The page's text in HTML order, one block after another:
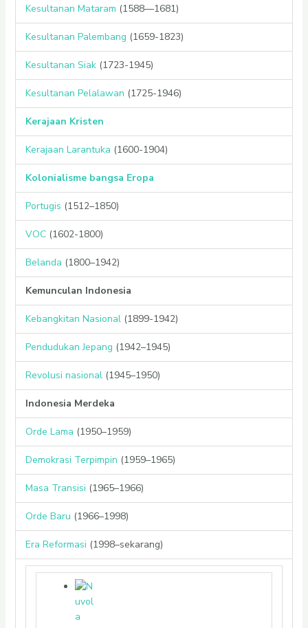
Kesultanan Mataram (1588—1681)
Kesultanan Palembang (1659-1823)
Kesultanan Siak(1723-1945)
Kesultanan Pelalawan (1725-1946)
Kerajaan Kristen
Kerajaan Larantuka (1600-1904)
Kolonialisme bangsa Eropa
Portugis (1512–1850)
VOC(1602-1800)
Belanda (1800–1942)
Kemunculan Indonesia
Kebangkitan Nasional(1899-1942)
Pendudukan Jepang (1942–1945)
Revolusi nasional(1945–1950)
Indonesia Merdeka
Orde Lama (1950–1959)
Demokrasi Terpimpin (1959–1965)
Masa Transisi (1965–1966)
Orde Baru (1966–1998)
Era Reformasi (1998–sekarang)